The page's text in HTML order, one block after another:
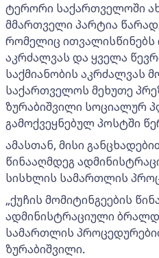
ტერორი საქართველოში
მმართველი პარტია
რომელიც ითვალისწინებს
აკრძალვას და ყველა
საქმიანობის აკრძალვას
საქართველოს მეხუთე
ზურაბიშვილი სოციალურ
გამოქვეყნებულ პოსტში
ამასთან, მისი
წინააღმდეგ
სისხლის სამართლის
„ქუჩის მომიტინგეების
ადმინისტრაციული
სამართლის
ზურაბიშვილი.